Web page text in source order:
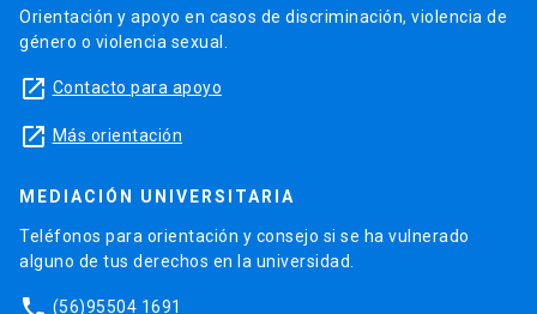
Orientación y apoyo en casos de discriminación, violencia de
género o violencia sexual.
launch Contacto para apoyo
launch Más orientación
MEDIACIÓN UNIVERSITARIA
Teléfonos para orientación y consejo si se ha vulnerado
alguno de tus derechos en la universidad.
(56)95504 1691